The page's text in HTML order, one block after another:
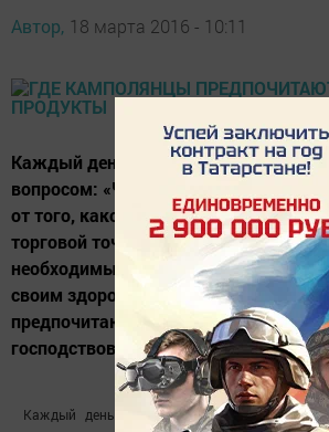
Автор, 18 марта 2016 - 10:11
Каждый день каждая женщина
вопросом: «Что готовить на ужин?».
от того, какое меню она составит,
торговой точки, где можно по
необходимый набор продуктов.
своим здоровьем и здоровьем своей
предпочитают легкий ужин. В таком
господствовать на...
Каждый день каждая женщина